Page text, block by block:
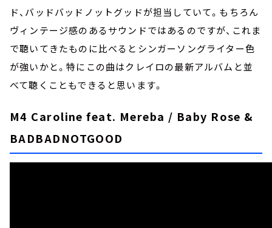
ド、バッドバッドノットグッドが担当していて。もちろん
ヴィンテージ感のあるサウンドではあるのですが、これま
で聴いてきたものに比べるとシンガーソングライター色
が強いかと。特にこの曲はクレイロの最新アルバムと並
べて聴くこともできると思います。
M4 Caroline feat. Mereba / Baby Rose &
BADBADNOTGOOD